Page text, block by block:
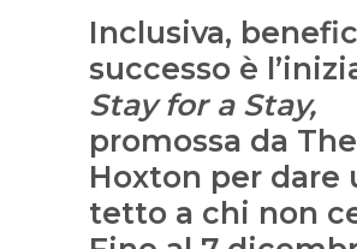
Inclusiva,
successo è
Stay for a Stay,
promossa da The
Hoxton per dare
tetto a chi non